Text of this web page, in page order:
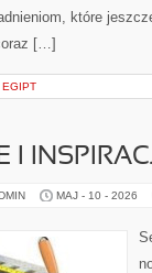
które
[…]
EGIPT
I
MAJ - 10 - 2026